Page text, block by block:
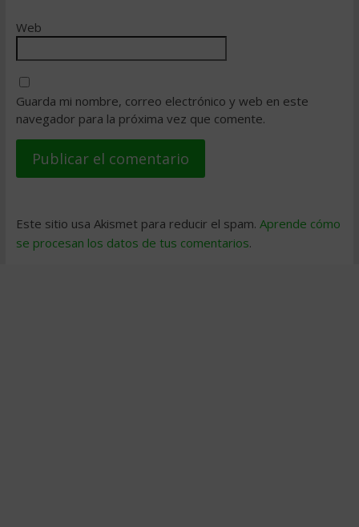
Web
Guarda mi nombre, correo electrónico y web en este
navegador para la próxima vez que comente.
Este sitio usa Akismet para reducir el spam. Aprende cómo
se procesan los datos de tus comentarios.